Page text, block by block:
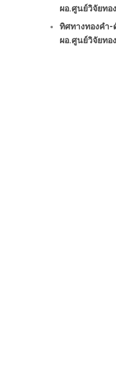
ผอ.ศูนย์วิจัยทอ
ทิศทางทองคำ-
ผอ.ศูนย์วิจัยทอ